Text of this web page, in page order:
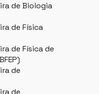
de Biologia
de Física
de Física de
de
de